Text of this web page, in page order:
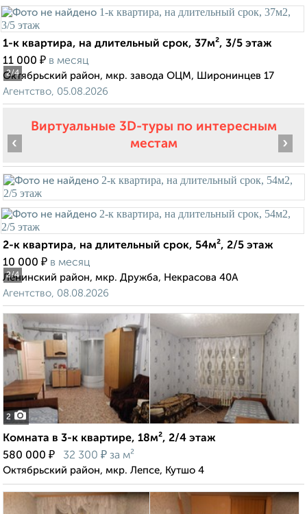
2/4
1-к квартира, на длительный срок, 37м², 3/5 этаж
11 000 ₽ в месяц
Октябрьский район, мкр. завода ОЦМ, Широнинцев 17
Агентство, 05.08.2026
Виртуальные 3D-туры по интересным
местам
2/4
‹ ›
2-к квартира, на длительный срок, 54м², 2/5 этаж
10 000 ₽ в месяц
Ленинский район, мкр. Дружба, Некрасова 40А
Агентство, 08.08.2026
2
Комната в 3-к квартире, 18м², 2/4 этаж
580 000 ₽ 32 300 ₽ за м²
Октябрьский район, мкр. Лепсе, Кутшо 4